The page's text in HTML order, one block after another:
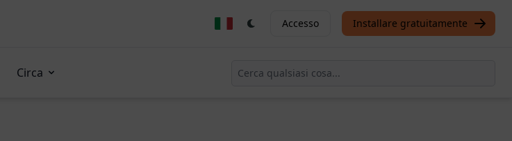
Accesso Installare gratuitamente
Circa